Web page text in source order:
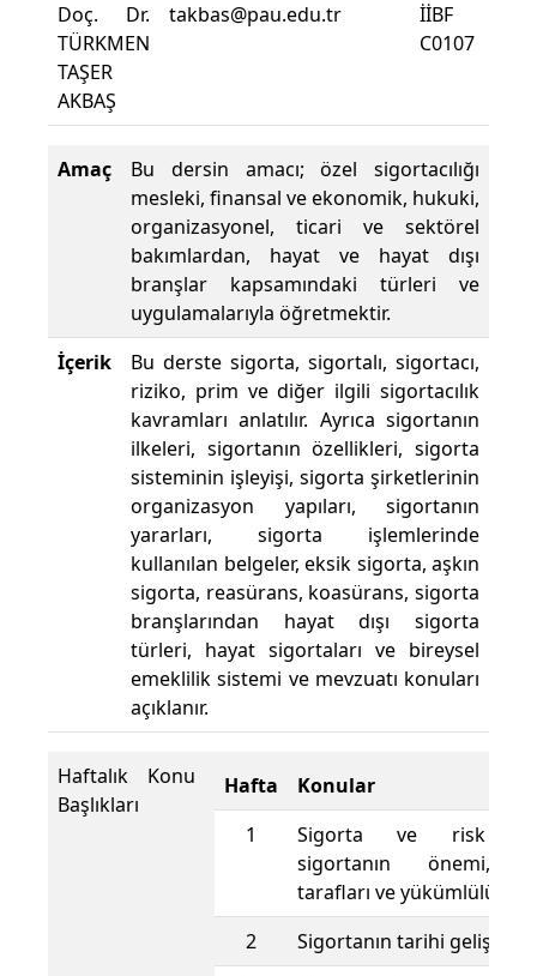
Doç. Dr.
TÜRKMEN
TAŞER
AKBAŞ
takbas@pau.edu.tr
İİBF
C0107
Amaç
Bu dersin amacı; özel sigortacılığı
mesleki, finansal ve ekonomik, hukuki,
organizasyonel, ticari ve sektörel
bakımlardan, hayat ve hayat dışı
branşlar kapsamındaki türleri ve
uygulamalarıyla öğretmektir.
İçerik
Bu derste sigorta, sigortalı, sigortacı,
riziko, prim ve diğer ilgili sigortacılık
kavramları anlatılır. Ayrıca sigortanın
ilkeleri, sigortanın özellikleri, sigorta
sisteminin işleyişi, sigorta şirketlerinin
organizasyon yapıları, sigortanın
yararları, sigorta işlemlerinde
kullanılan belgeler, eksik sigorta, aşkın
sigorta, reasürans, koasürans, sigorta
branşlarından hayat dışı sigorta
türleri, hayat sigortaları ve bireysel
emeklilik sistemi ve mevzuatı konuları
açıklanır.
Haftalık Konu
Başlıkları
Hafta
Konular
1
Sigorta ve risk
sigortanın önemi,
tarafları ve yükümlülükleri
2
Sigortanın tarihi gelişimi